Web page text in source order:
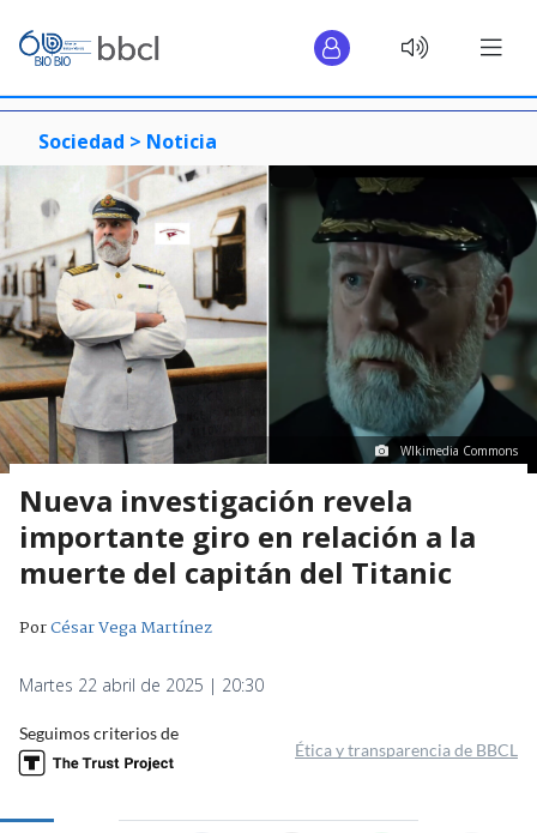
Sociedad > Noticia
WIkimedia Commons
Nueva investigación revela
importante giro en relación a la
muerte del capitán del Titanic
PorCésar Vega Martínez
Martes 22 abril de 2025 | 20:30
Seguimos criterios de
Ética y transparencia de BBCL